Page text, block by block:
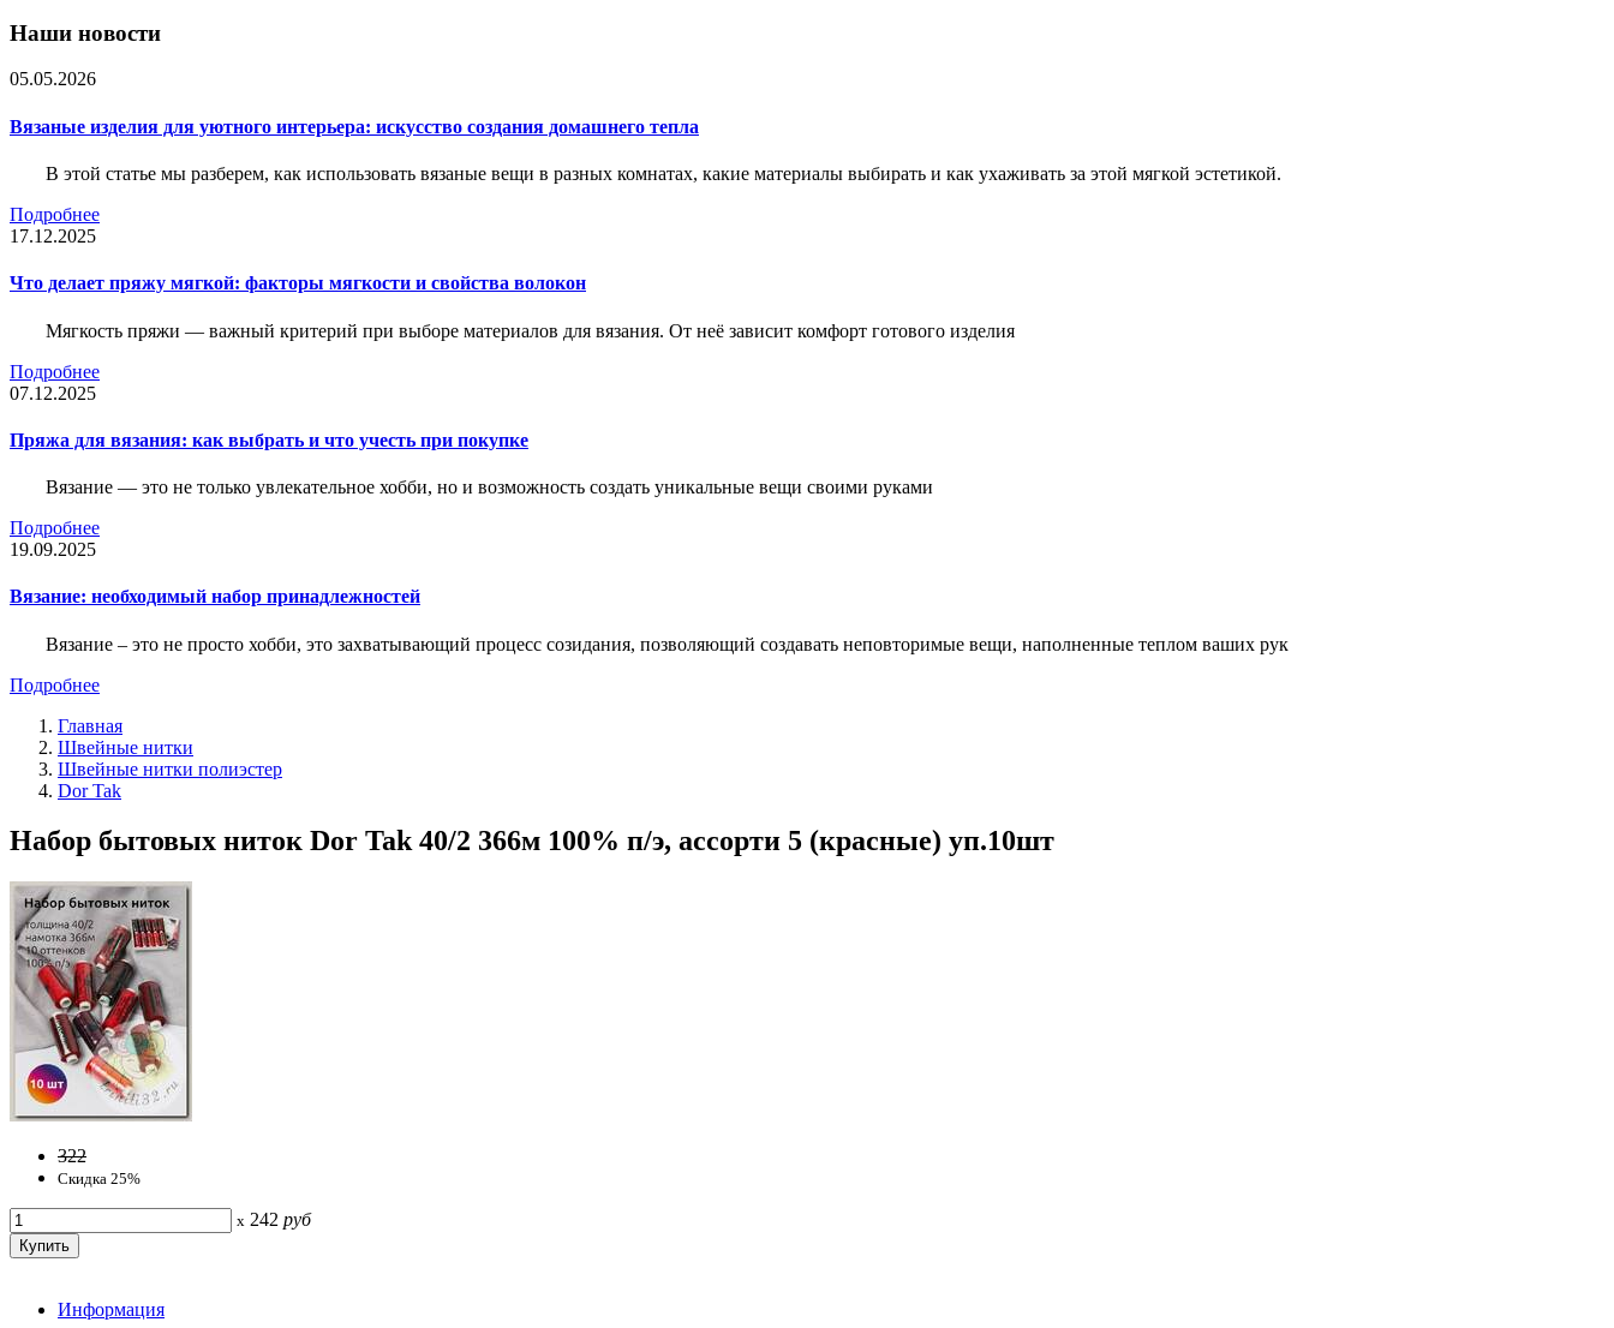
Наши новости
05.05.2026
Вязаные изделия для уютного интерьера: искусство создания домашнего тепла
В этой статье мы разберем, как использовать вязаные вещи в разных комнатах, какие материалы выбирать и как ухаживать за этой мягкой эстетикой.
Подробнее
17.12.2025
Что делает пряжу мягкой: факторы мягкости и свойства волокон
Мягкость пряжи — важный критерий при выборе материалов для вязания. От неё зависит комфорт готового изделия
Подробнее
07.12.2025
Пряжа для вязания: как выбрать и что учесть при покупке
Вязание — это не только увлекательное хобби, но и возможность создать уникальные вещи своими руками
Подробнее
19.09.2025
Вязание: необходимый набор принадлежностей
Вязание – это не просто хобби, это захватывающий процесс созидания, позволяющий создавать неповторимые вещи, наполненные теплом ваших рук
Подробнее
Главная
Швейные нитки
Швейные нитки полиэстер
Dor Tak
Набор бытовых ниток Dor Tak 40/2 366м 100% п/э, ассорти 5 (красные) уп.10шт
322
Скидка 25%
x 242 руб
Информация